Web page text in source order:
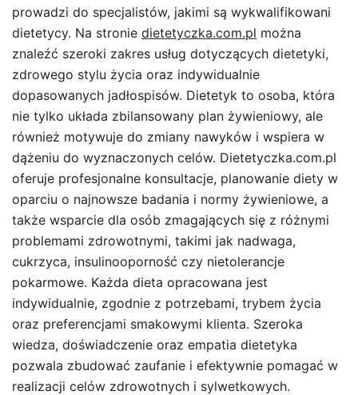
prowadzi do specjalistów, jakimi są wykwalifikowani
dietetycy. Na stronie dietetyczka.com.pl można
znaleźć szeroki zakres usług dotyczących dietetyki,
zdrowego stylu życia oraz indywidualnie
dopasowanych jadłospisów. Dietetyk to osoba, która
nie tylko układa zbilansowany plan żywieniowy, ale
również motywuje do zmiany nawyków i wspiera w
dążeniu do wyznaczonych celów. Dietetyczka.com.pl
oferuje profesjonalne konsultacje, planowanie diety w
oparciu o najnowsze badania i normy żywieniowe, a
także wsparcie dla osób zmagających się z różnymi
problemami zdrowotnymi, takimi jak nadwaga,
cukrzyca, insulinooporność czy nietolerancje
pokarmowe. Każda dieta opracowana jest
indywidualnie, zgodnie z potrzebami, trybem życia
oraz preferencjami smakowymi klienta. Szeroka
wiedza, doświadczenie oraz empatia dietetyka
pozwala zbudować zaufanie i efektywnie pomagać w
realizacji celów zdrowotnych i sylwetkowych.